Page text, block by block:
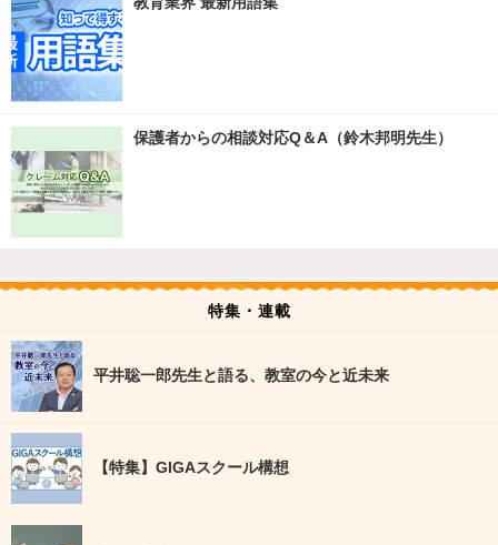
保護者からの相談対応Q＆A（鈴木邦明先生）
特集・連載
平井聡一郎先生と語る、教室の今と近未来
【特集】GIGAスクール構想